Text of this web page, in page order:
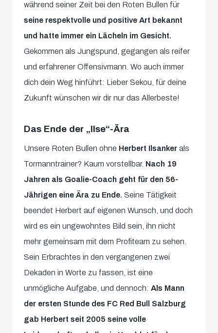
während seiner Zeit bei den Roten Bullen für
seine respektvolle und positive Art bekannt
und hatte immer ein Lächeln im Gesicht.
Gekommen als Jungspund, gegangen als reifer
und erfahrener Offensivmann. Wo auch immer
dich dein Weg hinführt: Lieber Sekou, für deine
Zukunft wünschen wir dir nur das Allerbeste!
Das Ende der „Ilse“-Ära
Unsere Roten Bullen ohne Herbert Ilsanker als
Tormanntrainer? Kaum vorstellbar. Nach 19
Jahren als Goalie-Coach geht für den 56-
Jährigen eine Ära zu Ende. Seine Tätigkeit
beendet Herbert auf eigenen Wunsch, und doch
wird es ein ungewohntes Bild sein, ihn nicht
mehr gemeinsam mit dem Profiteam zu sehen.
Sein Erbrachtes in den vergangenen zwei
Dekaden in Worte zu fassen, ist eine
unmögliche Aufgabe, und dennoch:Als Mann
der ersten Stunde des FC Red Bull Salzburg
gab Herbert seit 2005 seine volle